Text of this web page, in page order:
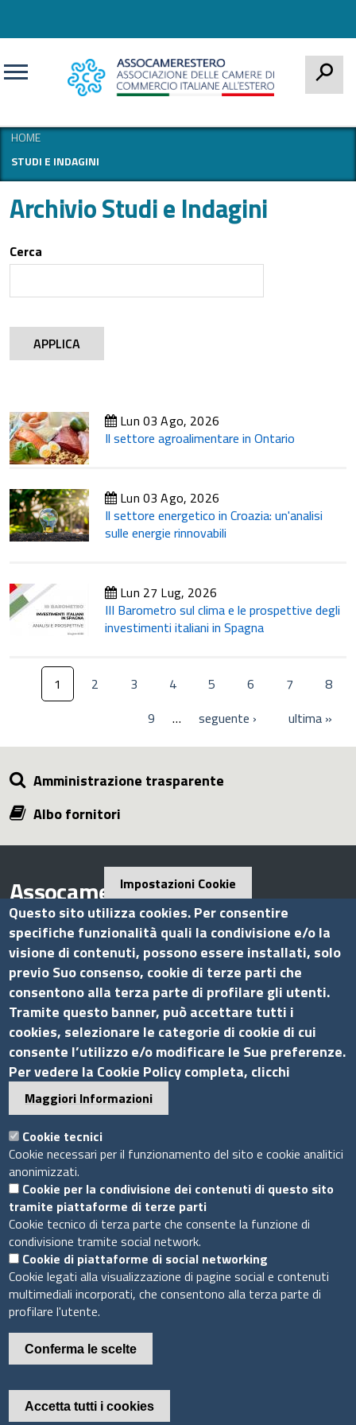
HOME
STUDI E INDAGINI
Archivio Studi e Indagini
Cerca
APPLICA
Lun 03 Ago, 2026
Il settore agroalimentare in Ontario
Lun 03 Ago, 2026
Il settore energetico in Croazia: un'analisi
sulle energie rinnovabili
Lun 27 Lug, 2026
III Barometro sul clima e le prospettive degli
investimenti italiani in Spagna
1 2 3 4 5 6 7
8
9
… seguente › ultima »
Amministrazione trasparente
Albo fornitori
Assocamerestero
Contatti
Via G.B. Morgagni, 13 - 00161 Roma
Tel.: +39 06 44231314
P.Iva 01898631005
C.F. 07888290587
Pecinfo.assocamerestero@legalmail.it
info@assocamerestero.it
dpo@assocamerestero.it
Seguici su
Sito web
Accesso INTRANET
Mappa del sito
Privacy Policy
Cookie Policy
Piè
Powered by InfoCamere
Impostazioni Cookie
Questo sito utilizza cookies. Per consentire
specifiche funzionalità quali la condivisione e/o la
visione di contenuti, possono essere installati, solo
previo Suo consenso, cookie di terze parti che
consentono alla terza parte di profilare gli utenti.
Tramite questo banner, può accettare tutti i
cookies, selezionare le categorie di cookie di cui
consente l’utilizzo e/o modificare le Sue preferenze.
Per vedere la Cookie Policy completa, clicchi
Maggiori Informazioni
Cookie tecnici
Cookie necessari per il funzionamento del sito e cookie analitici
anonimizzati.
Cookie per la condivisione dei contenuti di questo sito
tramite piattaforme di terze parti
Cookie tecnico di terza parte che consente la funzione di
condivisione tramite social network.
Cookie di piattaforme di social networking
Cookie legati alla visualizzazione di pagine social e contenuti
multimediali incorporati, che consentono alla terza parte di
profilare l'utente.
Conferma le scelte
Accetta tutti i cookies